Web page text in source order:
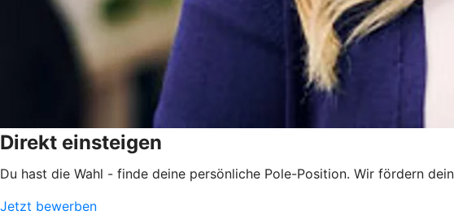
Direkt einsteigen
Du hast die Wahl - finde deine persönliche Pole-Position. Wir fördern
Jetzt bewerben